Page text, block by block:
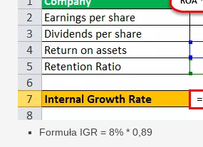
Formuła IGR = 8% * 0,89